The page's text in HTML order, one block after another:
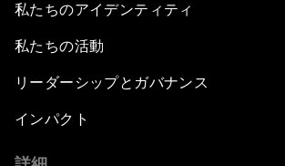
私たちのアイデンティティ
私たちの活動
リーダーシップとガバナンス
インパクト